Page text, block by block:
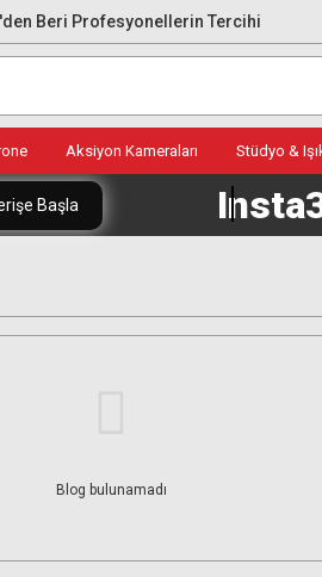
Beri Profesyonellerin Tercihi
Aksiyon Kameraları Stüdyo &
Başla
Blog bulunamadı